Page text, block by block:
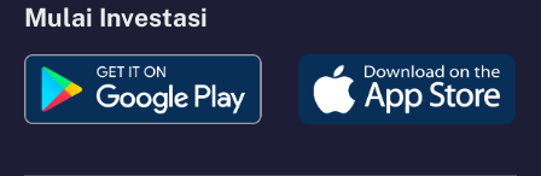
Mulai Investasi